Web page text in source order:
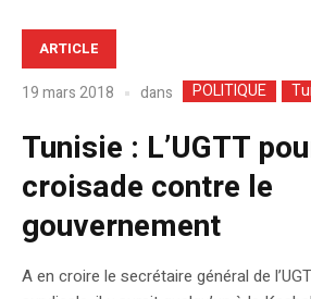
ARTICLE
19 mars 2018 dans POLITIQUE
Tunisie : L’UGTT
croisade contre le
gouvernement
A en croire le secrétaire général de